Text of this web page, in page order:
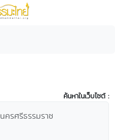
ค้นหาในเว็บไซต์ :
นครศรีธรรมราช